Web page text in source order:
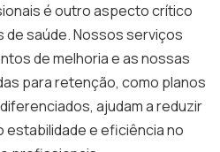
é outro aspecto crítico
de saúde. Nossos serviços
de melhoria e as nossas
para retenção, como planos
ajudam a reduzir
estabilidade e eficiência no